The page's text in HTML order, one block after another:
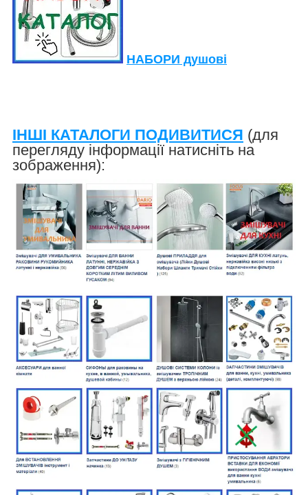
НАБОРИ душові
ІНШІ КАТАЛОГИ ПОДИВИТИСЯ (для
перегляду інформації натисніть на
зображення):